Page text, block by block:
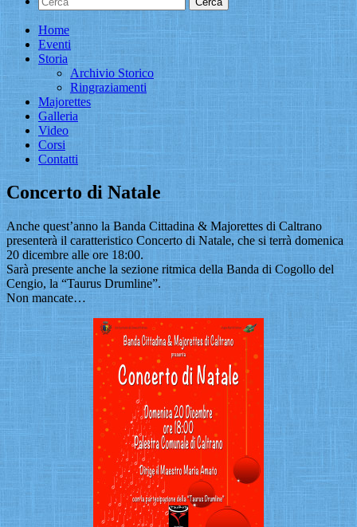
Home
Eventi
Storia
Archivio Storico
Ringraziamenti
Majorettes
Galleria
Video
Corsi
Contatti
Concerto di Natale
Anche quest’anno la Banda Cittadina & Majorettes di Caltrano
presenterà il caratteristico Concerto di Natale, che si terrà domenica
20 dicembre alle ore 18:00.
Sarà presente anche la sezione ritmica della Banda di Cogollo del
Cengio, la “Taurus Drumline”.
Non mancate…